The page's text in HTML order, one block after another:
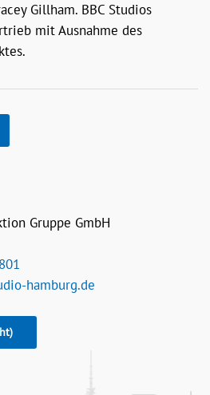
Gillham. BBC Studios
mit Ausnahme des
Gruppe GmbH
hamburg.de